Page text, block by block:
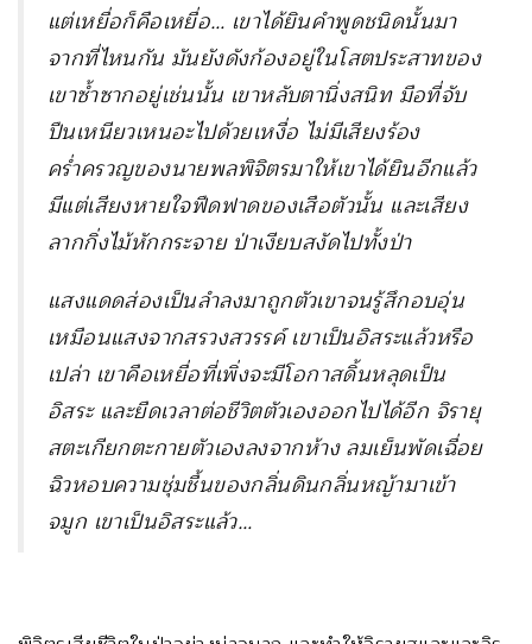
แต่เหยื่อก็คือเหยื่อ… เขาได้ยินคำพูดชนิดนั้นมา
จากที่ไหนกัน มันยังดังก้องอยู่ในโสตประสาทของ
เขาซ้ำซากอยู่เช่นนั้น เขาหลับตานิ่งสนิท มือที่จับ
ปืนเหนียวเหนอะไปด้วยเหงื่อ ไม่มีเสียงร้อง
คร่ำครวญของนายพลพิจิตรมาให้เขาได้ยินอีกแล้ว
มีแต่เสียงหายใจฟืดฟาดของเสือตัวนั้น และเสียง
ลากกิ่งไม้หักกระจาย ป่าเงียบสงัดไปทั้งป่า
แสงแดดส่องเป็นลำลงมาถูกตัวเขาจนรู้สึกอบอุ่น
เหมือนแสงจากสรวงสวรรค์ เขาเป็นอิสระแล้วหรือ
เปล่า เขาคือเหยื่อที่เพิ่งจะมีโอกาสดิ้นหลุดเป็น
อิสระ และยืดเวลาต่อชีวิตตัวเองออกไปได้อีก จิรายุ
สตะเกียกตะกายตัวเองลงจากห้าง ลมเย็นพัดเฉื่อย
ฉิวหอบความชุ่มชื้นของกลิ่นดินกลิ่นหญ้ามาเข้า
จมูก เขาเป็นอิสระแล้ว…